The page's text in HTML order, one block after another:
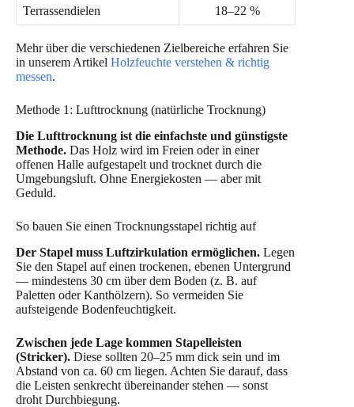
Terrassendielen 18–22 %
Mehr über die verschiedenen Zielbereiche erfahren Sie
in unserem Artikel Holzfeuchte verstehen & richtig
messen.
Methode 1: Lufttrocknung (natürliche Trocknung)
Die Lufttrocknung ist die einfachste und günstigste
Methode. Das Holz wird im Freien oder in einer
offenen Halle aufgestapelt und trocknet durch die
Umgebungsluft. Ohne Energiekosten — aber mit
Geduld.
So bauen Sie einen Trocknungsstapel richtig auf
Der Stapel muss Luftzirkulation ermöglichen. Legen
Sie den Stapel auf einen trockenen, ebenen Untergrund
— mindestens 30 cm über dem Boden (z. B. auf
Paletten oder Kanthölzern). So vermeiden Sie
aufsteigende Bodenfeuchtigkeit.
Zwischen jede Lage kommen Stapelleisten
(Stricker). Diese sollten 20–25 mm dick sein und im
Abstand von ca. 60 cm liegen. Achten Sie darauf, dass
die Leisten senkrecht übereinander stehen — sonst
droht Durchbiegung.